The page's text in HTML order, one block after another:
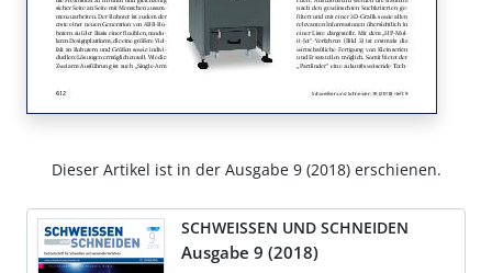
Dieser Artikel ist in der Ausgabe 9 (2018) erschienen.
SCHWEISSEN UND SCHNEIDEN
Ausgabe 9 (2018)